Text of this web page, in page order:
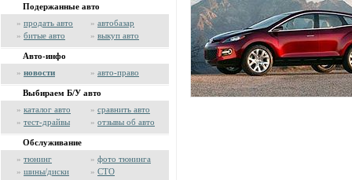
Подержанные авто
» продать авто » автобазар
» битые авто » выкуп авто
Авто-инфо
» новости » авто-право
Выбираем Б/У авто
» каталог авто » сравнить авто
» тест-драйвы » отзывы об авто
Обслуживание
» тюнинг » фото тюнинга
» шины/диски » СТО